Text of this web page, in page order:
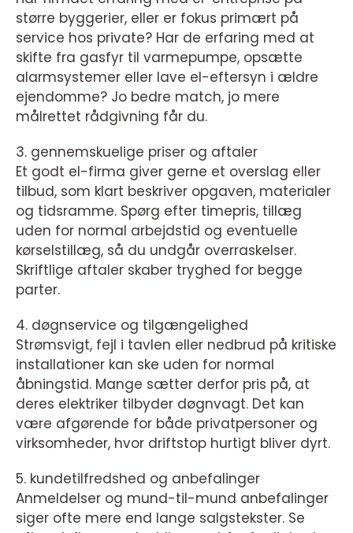
større byggerier, eller er fokus primært på
service hos private? Har de erfaring med at
skifte fra gasfyr til varmepumpe, opsætte
alarmsystemer eller lave el-eftersyn i ældre
ejendomme? Jo bedre match, jo mere
målrettet rådgivning får du.
3. gennemskuelige priser og aftaler
Et godt el-firma giver gerne et overslag eller
tilbud, som klart beskriver opgaven, materialer
og tidsramme. Spørg efter timepris, tillæg
uden for normal arbejdstid og eventuelle
kørselstillæg, så du undgår overraskelser.
Skriftlige aftaler skaber tryghed for begge
parter.
4. døgnservice og tilgængelighed
Strømsvigt, fejl i tavlen eller nedbrud på kritiske
installationer kan ske uden for normal
åbningstid. Mange sætter derfor pris på, at
deres elektriker tilbyder døgnvagt. Det kan
være afgørende for både privatpersoner og
virksomheder, hvor driftstop hurtigt bliver dyrt.
5. kundetilfredshed og anbefalinger
Anmeldelser og mund-til-mund anbefalinger
siger ofte mere end lange salgstekster. Se